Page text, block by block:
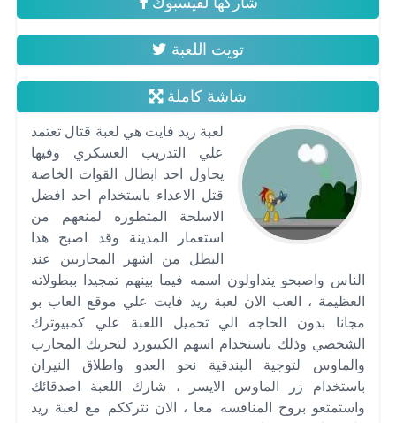
تويت اللعبة
شاشة كاملة
لعبة ريد فايت هي لعبة قتال تعتمد
علي التدريب العسكري وفيها
يحاول احد ابطال القوات الخاصة
قتل الاعداء باستخدام احد افضل
الاسلحة المتطوره لمنعهم من
استعمار المدينة وقد اصبح هذا
البطل من اشهر المحاربين عند
الناس واصبحو يتداولون اسمه فيما بينهم تمجيدا ببطولاته
العظيمة ، العب الان لعبة ريد فايت علي موقع العاب بو
مجانا بدون الحاجه الي تحميل اللعبة علي كمبيوترك
الشخصي وذلك باستخدام اسهم الكيبورد لتحريك المحارب
والماوس لتوجية البندقية نحو العدو واطلاق النيران
باستخدام زر الماوس الايسر ، شارك اللعبة اصدقائك
واستمتعو بروح المنافسه معا ، الان نترككم مع لعبة ريد